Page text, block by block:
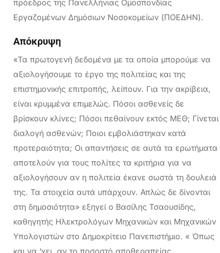
πρόεδρος της Πανελλήνιας Ομοσπονδίας
Εργαζομένων Δημόσιων Νοσοκομείων (ΠΟΕΔΗΝ).
Απόκρυψη
«Τα πρωτογενή δεδομένα με τα οποία μπορούμε να
αξιολογήσουμε το έργο της πολιτείας και της
επιστημονικής επιτροπής, λείπουν. Για την ακρίβεια,
είναι κρυμμένα επιμελώς. Πόσοι ασθενείς δε
βρίσκουν κλίνες; Πόσοι πεθαίνουν εκτός ΜΕΘ; Γίνεται
διαλογή ασθενών; Ποιοι εμβολιάστηκαν κατά
προτεραιότητα; Οι απαντήσεις σε αυτά τα ερωτήματα
αποτελούν για τους πολίτες τα κριτήρια για να
αξιολογήσουν αν η πολιτεία έκανε σωστά τη δουλειά
της. Τα στοιχεία αυτά υπάρχουν. Απλώς δε δίνονται
στη δημοσιότητα» εξηγεί ο Βασίλης Τσαουσίδης,
καθηγητής Ηλεκτρολόγων Μηχανικών και Μηχανικών
Υπολογιστών στο Δημοκρίτειο Πανεπιστήμιο. « Όπως